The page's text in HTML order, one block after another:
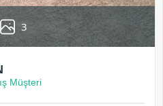
3
Müşteri